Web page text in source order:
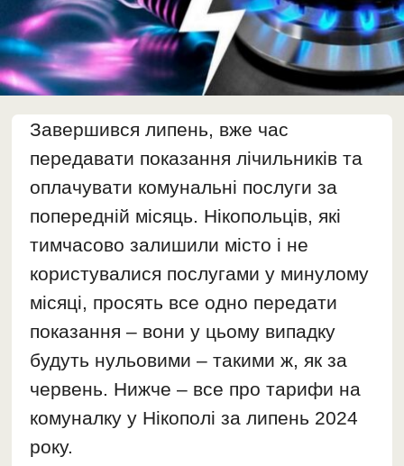
Завершився липень, вже час
передавати показання лічильників та
оплачувати комунальні послуги за
попередній місяць. Нікопольців, які
тимчасово залишили місто і не
користувалися послугами у минулому
місяці, просять все одно передати
показання – вони у цьому випадку
будуть нульовими – такими ж, як за
червень. Нижче – все про тарифи на
комуналку у Нікополі за липень 2024
року.